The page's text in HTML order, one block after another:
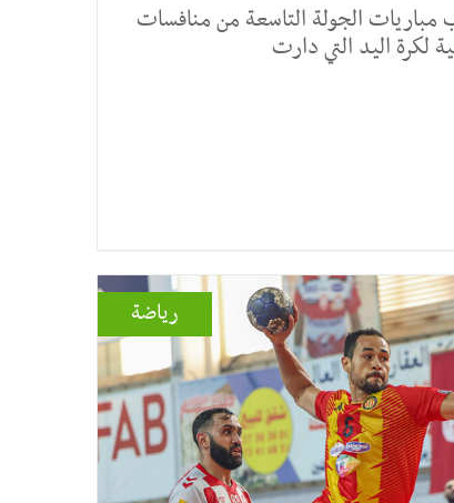
مباريات الجولة التاسعة من منافسات
لكرة اليد التي دارت
رياضة